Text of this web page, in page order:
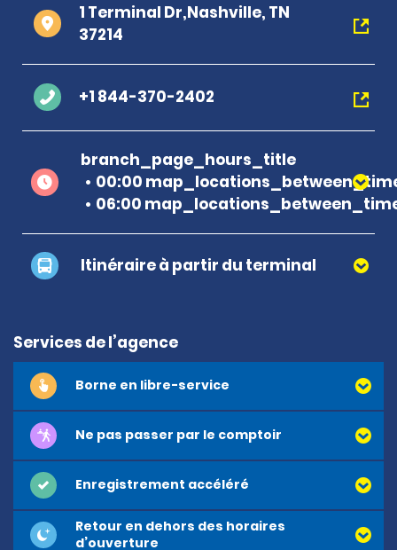
1 Terminal Dr,Nashville, TN
37214
+1 844-370-2402
branch_page_hours_title
00:00
06:00
Itinéraire à partir du terminal
Services de l’agence
Borne en libre-service
Ne pas passer par le comptoir
Enregistrement accéléré
Retour en dehors des horaires
d’ouverture